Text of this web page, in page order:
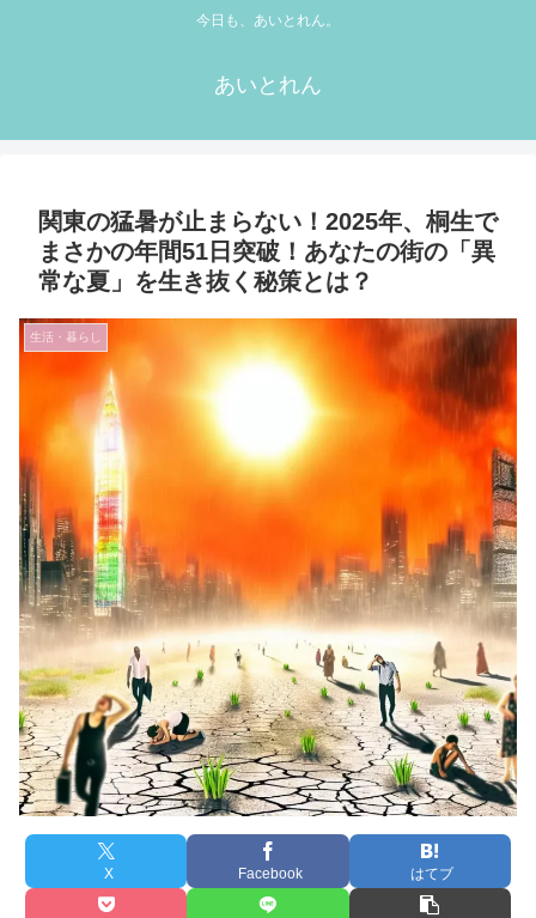
今日も、あいとれん。
あいとれん
関東の猛暑が止まらない！2025年、桐生で
まさかの年間51日突破！あなたの街の「異
常な夏」を生き抜く秘策とは？
生活・暮らし
X Facebook はてブ